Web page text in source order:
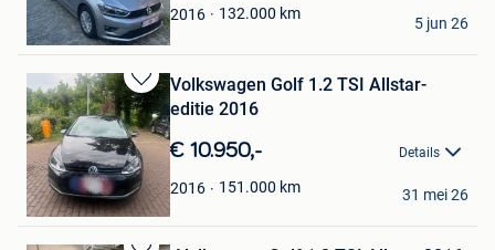
2016 132.000 km
tami
Gent
5 jun 26
Bewaren
in
Mijn
Favorieten
Volkswagen Golf 1.2 TSI Allstar-
editie 2016
€ 10.950,- Details
2016 151.000 km
Iliass
Sint-Jans-Molenbeek
31 mei 26